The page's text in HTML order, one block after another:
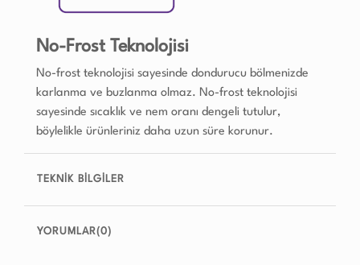
No-Frost Teknolojisi
No-frost teknolojisi sayesinde dondurucu bölmenizde
karlanma ve buzlanma olmaz. No-frost teknolojisi
sayesinde sıcaklık ve nem oranı dengeli tutulur,
böylelikle ürünleriniz daha uzun süre korunur.
TEKNİK BİLGİLER
YORUMLAR(0)